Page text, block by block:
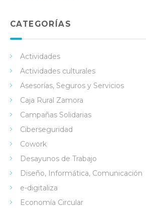
in
ok
e
CATEGORÍAS
Actividades
Actividades culturales
Asesorías, Seguros y Servicios
Caja Rural Zamora
Campañas Solidarias
Ciberseguridad
Cowork
Desayunos de Trabajo
Diseño, Informática, Comunicación
e-digitaliza
Economía Circular